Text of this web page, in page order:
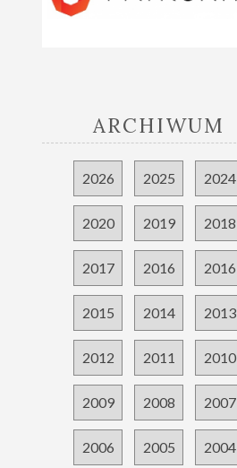
ARCHIWUM
2026 2025 2024
2020 2019 2018
2017 2016 2016
2015 2014 2013
2012 2011 2010
2009 2008 2007
2006 2005 2004